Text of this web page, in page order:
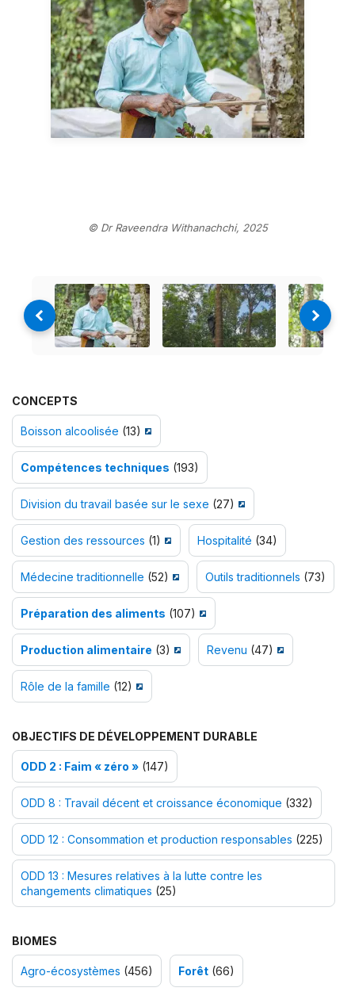
© Dr Raveendra Withanachchi, 2025
CONCEPTS
Boisson alcoolisée (13)
Compétences techniques (193)
Division du travail basée sur le sexe (27)
Gestion des ressources (1) Hospitalité (34)
Médecine traditionnelle (52) Outils traditionnels (73)
Préparation des aliments (107)
Production alimentaire (3) Revenu (47)
Rôle de la famille (12)
OBJECTIFS DE DÉVELOPPEMENT DURABLE
ODD 2 : Faim « zéro » (147)
ODD 8 : Travail décent et croissance économique (332)
ODD 12 : Consommation et production responsables (225)
ODD 13 : Mesures relatives à la lutte contre les
changements climatiques (25)
BIOMES
Agro-écosystèmes (456) Forêt (66)